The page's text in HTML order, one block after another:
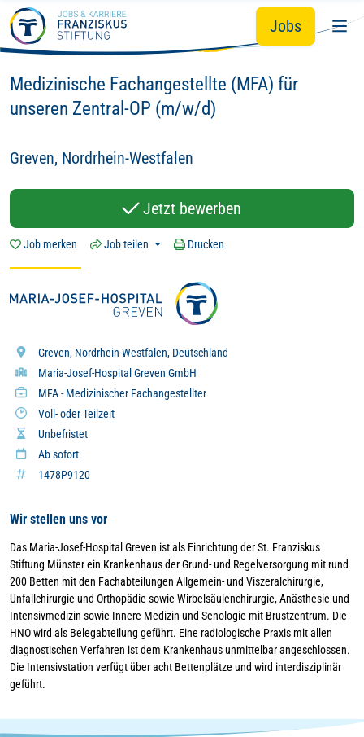
Zum Hauptinhalt springen Jobs
Du& Wir - mit Herz
Hier zählt dein Tun:
Medizinische Fachangestellte (MFA) für
unseren Zentral-OP (m/w/d)
Greven, Nordrhein-Westfalen
Jetzt bewerben
Job merken Job teilen Drucken
Greven, Nordrhein-Westfalen, Deutschland
Maria-Josef-Hospital Greven GmbH
MFA - Medizinischer Fachangestellter
Voll- oder Teilzeit
Unbefristet
Ab sofort
1478P9120
Wir stellen uns vor
Das Maria-Josef-Hospital Greven ist als Einrichtung der St. Franziskus
Stiftung Münster ein Krankenhaus der Grund- und Regelversorgung mit rund
200 Betten mit den Fachabteilungen Allgemein- und Viszeralchirurgie,
Unfallchirurgie und Orthopädie sowie Wirbelsäulenchirurgie, Anästhesie und
Intensivmedizin sowie Innere Medizin und Senologie mit Brustzentrum. Die
HNO wird als Belegabteilung geführt. Eine radiologische Praxis mit allen
diagnostischen Verfahren ist dem Krankenhaus unmittelbar angeschlossen.
Die Intensivstation verfügt über acht Bettenplätze und wird interdisziplinär
geführt.